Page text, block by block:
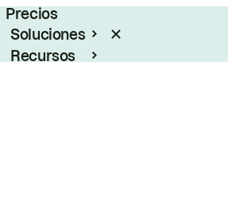
Precios
Soluciones
Recursos